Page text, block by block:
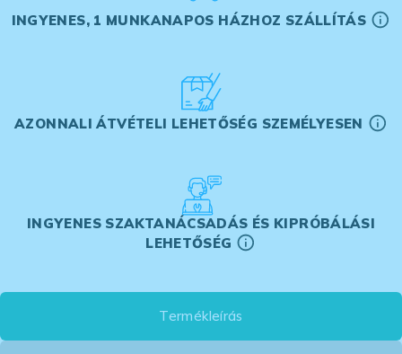
INGYENES, 1 MUNKANAPOS HÁZHOZ SZÁLLÍTÁS
AZONNALI ÁTVÉTELI LEHETŐSÉG SZEMÉLYESEN
INGYENES SZAKTANÁCSADÁS ÉS KIPRÓBÁLÁSI
LEHETŐSÉG
Termékleírás